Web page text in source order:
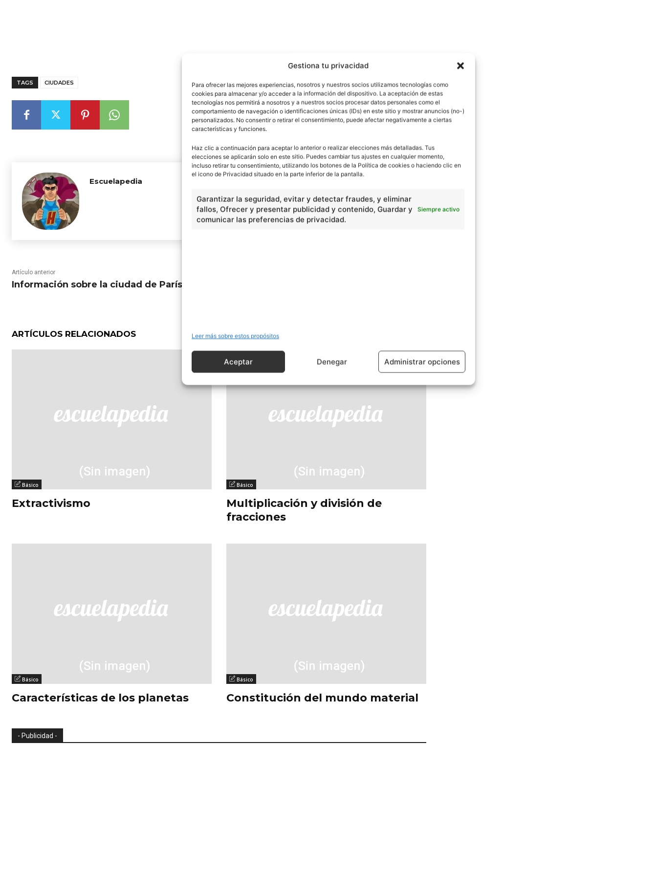
Gestiona tu privacidad
Para ofrecer las mejores experiencias, nosotros y nuestros socios utilizamos tecnologías como
cookies para almacenar y/o acceder a la información del dispositivo. La aceptación de estas
tecnologías nos permitirá a nosotros y a nuestros socios procesar datos personales como el
comportamiento de navegación o identificaciones únicas (IDs) en este sitio y mostrar anuncios (no-)
personalizados. No consentir o retirar el consentimiento, puede afectar negativamente a ciertas
características y funciones.
Haz clic a continuación para aceptar lo anterior o realizar elecciones más detalladas. Tus
elecciones se aplicarán solo en este sitio. Puedes cambiar tus ajustes en cualquier momento,
incluso retirar tu consentimiento, utilizando los botones de la Política de cookies o haciendo clic en
el icono de Privacidad situado en la parte inferior de la pantalla.
Garantizar la seguridad, evitar y detectar fraudes, y eliminar
fallos, Ofrecer y presentar publicidad y contenido, Guardar y
comunicar las preferencias de privacidad.
Siempre activo
Leer más sobre estos propósitos
Aceptar Denegar Administrar opciones
TAGS CIUDADES
Escuelapedia
Artículo anterior
Información sobre la ciudad de París
ARTÍCULOS RELACIONADOS
Básico
Extractivismo
Básico
Multiplicación y división de
fracciones
Básico
Características de los planetas
Básico
Constitución del mundo material
- Publicidad -